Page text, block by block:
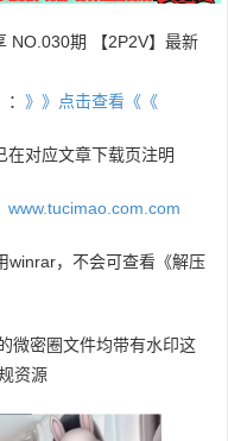
NO.030期 【2P2V】最新
》》点击查看《《
对应文章下载页注明
www.tucimao.com.com
winrar，不会可查看《解压
微密圈文件均带有水印这
资源